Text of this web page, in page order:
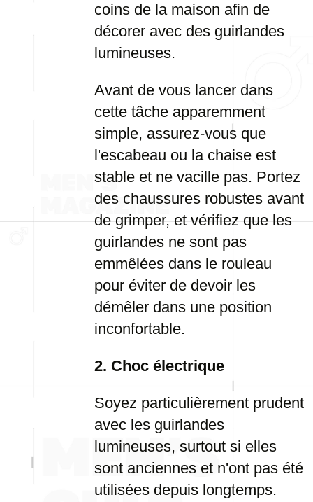
coins de la maison afin de
décorer avec des guirlandes
lumineuses.
Avant de vous lancer dans
cette tâche apparemment
simple, assurez-vous que
l'escabeau ou la chaise est
stable et ne vacille pas. Portez
des chaussures robustes avant
de grimper, et vérifiez que les
guirlandes ne sont pas
emmêlées dans le rouleau
pour éviter de devoir les
démêler dans une position
inconfortable.
2. Choc électrique
Soyez particulièrement prudent
avec les guirlandes
lumineuses, surtout si elles
sont anciennes et n'ont pas été
utilisées depuis longtemps.